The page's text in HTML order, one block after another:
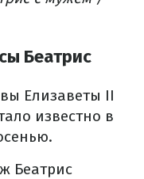
Беатрис
Елизаветы II
известно в
Беатрис